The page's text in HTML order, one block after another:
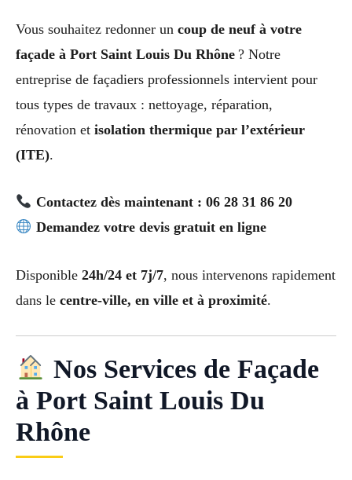
Vous souhaitez redonner un coup de neuf à votre
façade à Port Saint Louis Du Rhône ? Notre
entreprise de façadiers professionnels intervient pour
tous types de travaux : nettoyage, réparation,
rénovation et isolation thermique par l’extérieur
(ITE).
Contactez dès maintenant : 06 28 31 86 20
Demandez votre devis gratuit en ligne
Disponible 24h/24 et 7j/7, nous intervenons rapidement
dans le centre-ville, en ville et à proximité.
Nos Services de Façade
à Port Saint Louis Du
Rhône